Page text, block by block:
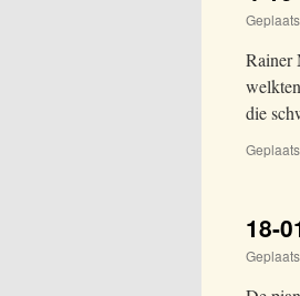
Rainer
die
18-